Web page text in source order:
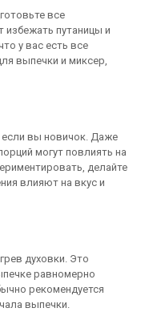
все
путаницы и
у вас есть все
выпечки и миксер,
если вы новичок. Даже
могут повлиять на
делайте
влияют на вкус и
духовки. Это
равномерно
рекомендуется
выпечки.